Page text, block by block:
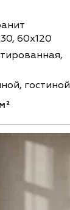
60х120
гостиной